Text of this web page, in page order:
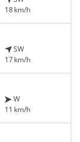
18 km/h
SW
17 km/h
W
11 km/h